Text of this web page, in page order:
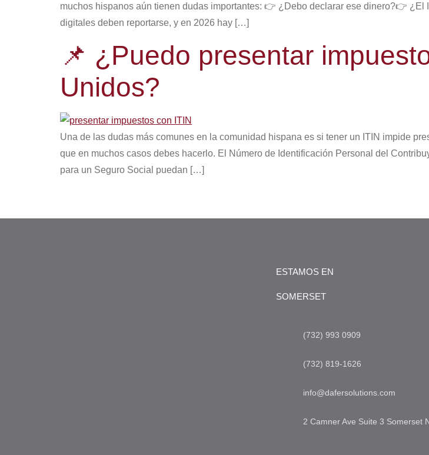
muchos hispanos aún tienen dudas importantes: 👉 ¿Debo declarar ese dinero?👉
digitales deben reportarse, y en 2026 hay […]
📌 ¿Puedo presentar
Unidos?
Una de las dudas más comunes en la comunidad hispana es si tener un ITIN impide
que en muchos casos debes hacerlo. El Número de Identificación Personal del
para un Seguro Social puedan […]
ESTAMOS EN
SOMERSET
(732) 993 0909
(732) 819-1626
info@dafersolutions.com
2 Camner Ave Suite 3 Somerset